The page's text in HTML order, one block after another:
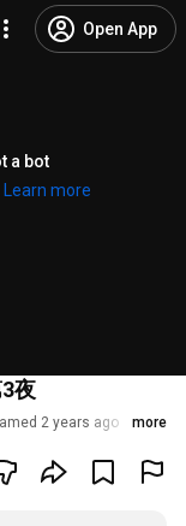
Open App
a bot
Learn more
夜
2 years ago more